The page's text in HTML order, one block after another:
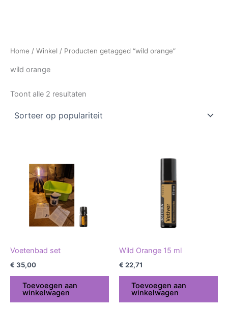
Home / Winkel / Producten getagged “wild orange”
wild orange
Toont alle 2 resultaten
Voetenbad set
€ 35,00
Toevoegen aan
winkelwagen
Wild Orange 15 ml
€ 22,71
Toevoegen aan
winkelwagen